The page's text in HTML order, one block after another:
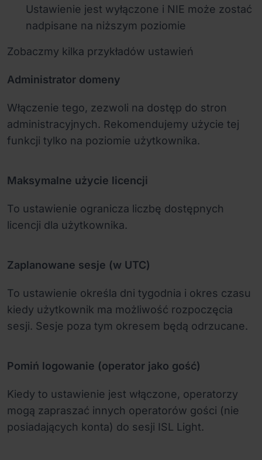
Ustawienie jest wyłączone i NIE może zostać
nadpisane na niższym poziomie
Zobaczmy kilka przykładów ustawień
Administrator domeny
Włączenie tego, zezwoli na dostęp do stron
administracyjnych. Rekomendujemy użycie tej
funkcji tylko na poziomie użytkownika.
Maksymalne użycie licencji
To ustawienie ogranicza liczbę dostępnych
licencji dla użytkownika.
Zaplanowane sesje (w UTC)
To ustawienie określa dni tygodnia i okres czasu
kiedy użytkownik ma możliwość rozpoczęcia
sesji. Sesje poza tym okresem będą odrzucane.
Pomiń logowanie (operator jako gość)
Kiedy to ustawienie jest włączone, operatorzy
mogą zapraszać innych operatorów gości (nie
posiadających konta) do sesji ISL Light.